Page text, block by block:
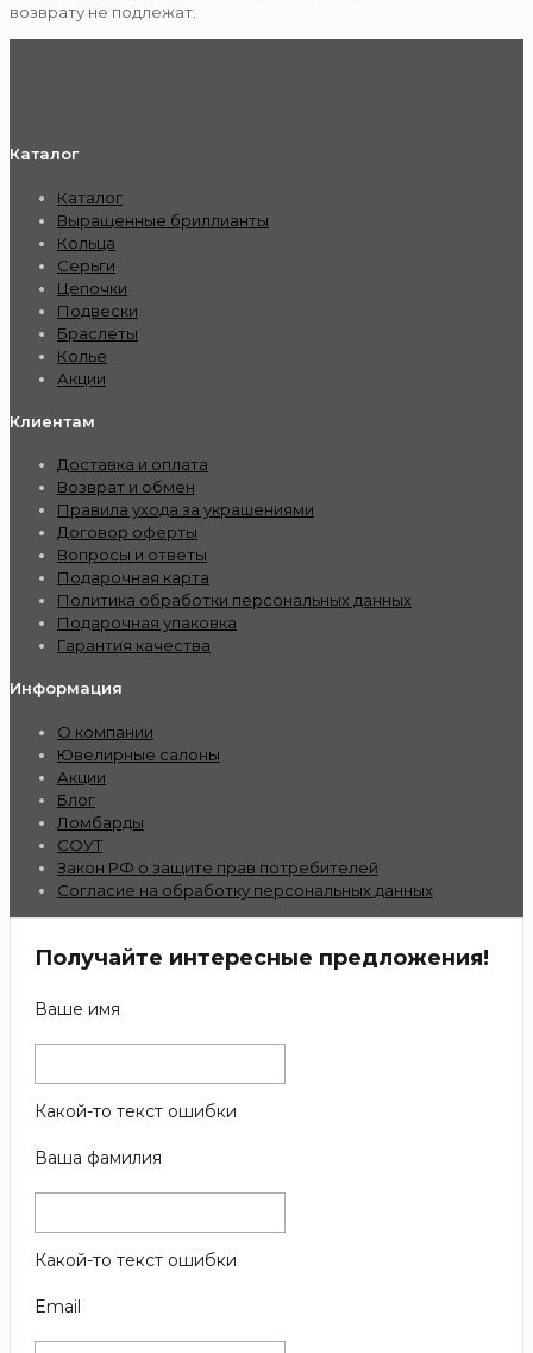
возврату не подлежат.
Каталог
Каталог
Выращенные бриллианты
Кольца
Серьги
Цепочки
Подвески
Браслеты
Колье
Акции
Клиентам
Доставка и оплата
Возврат и обмен
Правила ухода за украшениями
Договор оферты
Вопросы и ответы
Подарочная карта
Политика обработки персональных данных
Подарочная упаковка
Гарантия качества
Информация
О компании
Ювелирные салоны
Акции
Блог
Ломбарды
СОУТ
Закон РФ о защите прав потребителей
Согласие на обработку персональных данных
Получайте интересные предложения!
Ваше имя
Какой-то текст ошибки
Ваша фамилия
Какой-то текст ошибки
Email